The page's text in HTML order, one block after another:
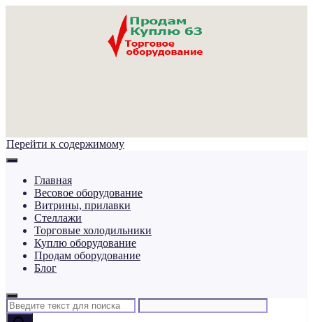
Перейти к содержимому
Главная
Весовое оборудование
Витрины, прилавки
Стеллажи
Торговые холодильники
Куплю оборудование
Продам оборудование
Блог